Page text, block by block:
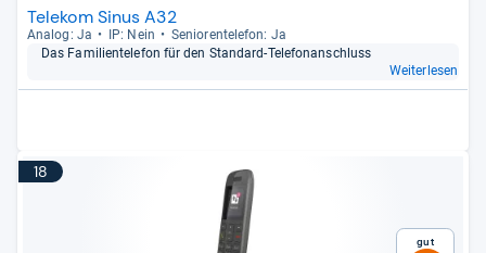
Telekom Sinus A32
Ana­log: Ja IP: Nein
Senio­ren­te­le­fon: Ja
Das Fami­li­en­te­le­fon für den Stan­dard-​Tele­fon­an­schluss
Weiterlesen
18
Gut